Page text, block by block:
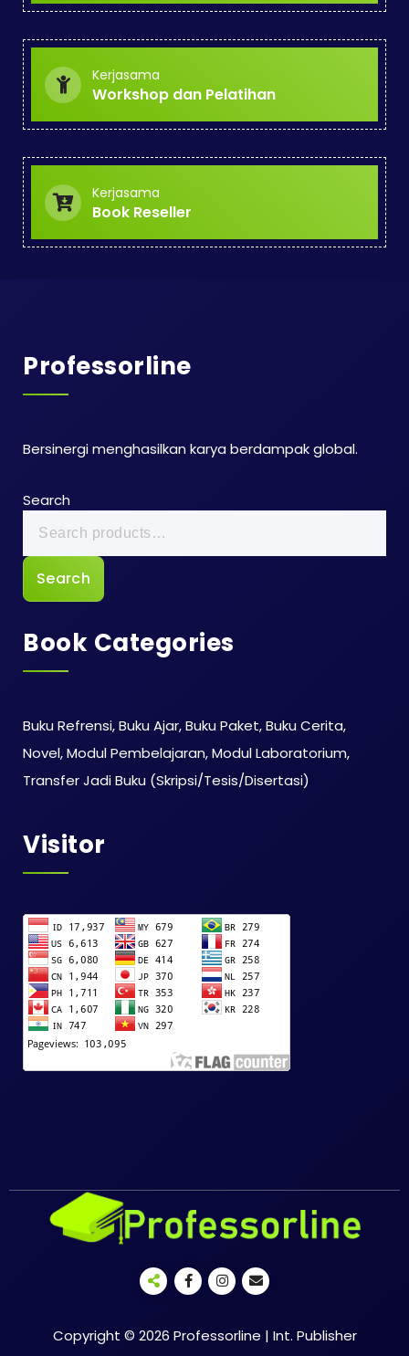
Kerjasama
Workshop dan Pelatihan
Kerjasama
Book Reseller
Professorline
Bersinergi menghasilkan karya berdampak global.
Search
Search
Book Categories
Buku Refrensi, Buku Ajar, Buku Paket, Buku Cerita,
Novel, Modul Pembelajaran, Modul Laboratorium,
Transfer Jadi Buku (Skripsi/Tesis/Disertasi)
Visitor
Copyright © 2026 Professorline | Int. Publisher